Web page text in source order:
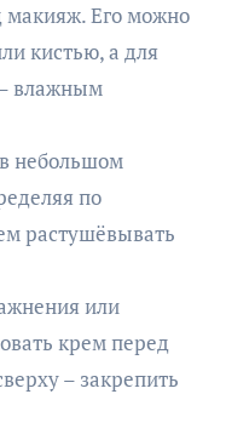
макияж. Его можно
кистью, а для
– влажным
небольшом
по
растушёвывать
или
крем перед
– закрепить